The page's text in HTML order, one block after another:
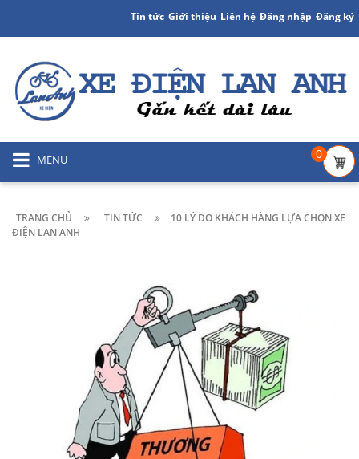
Tin tức Giới thiệu Liên hệ Đăng nhập Đăng ký
MENU 0
TRANG CHỦ TIN TỨC
10 LÝ DO KHÁCH HÀNG LỰA CHỌN XE
ĐIỆN LAN ANH